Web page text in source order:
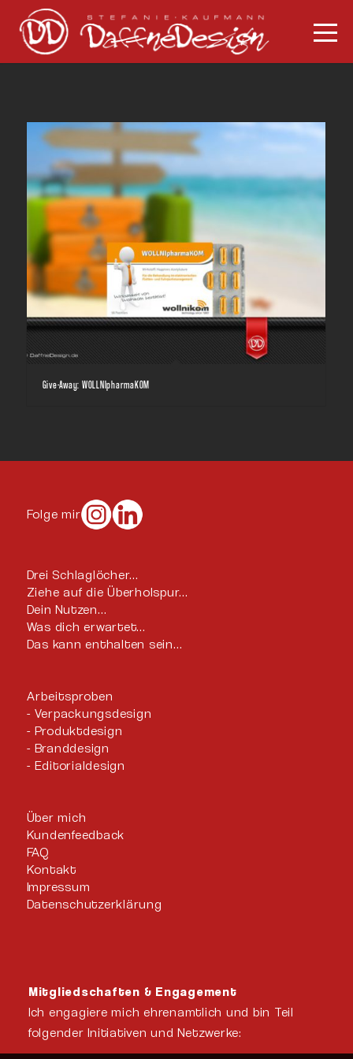
Give-Away: WOLLNIpharmaKOM
Folge mir
Drei Schlaglöcher…
Ziehe auf die Überholspur…
Dein Nutzen…
Was dich erwartet…
Das kann enthalten sein…
Arbeitsproben
Verpackungsdesign
Produktdesign
Branddesign
Editorialdesign
Über mich
Kundenfeedback
FAQ
Kontakt
Impressum
Datenschutzerklärung
Mitgliedschaften & Engagement
Ich engagiere mich ehrenamtlich und bin Teil
folgender Initiativen und Netzwerke: